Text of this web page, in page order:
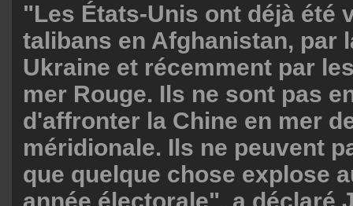
"Les États-Unis ont déjà été
talibans en Afghanistan, par
Ukraine et récemment par
mer Rouge. Ils ne sont pas
d'affronter la Chine en mer
méridionale. Ils ne peuvent
que quelque chose explose